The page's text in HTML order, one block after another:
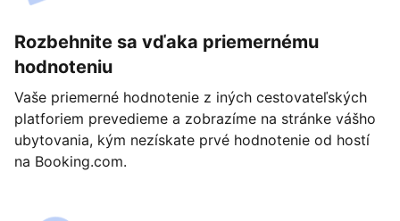
Rozbehnite sa vďaka priemernému
hodnoteniu
Vaše priemerné hodnotenie z iných cestovateľských
platforiem prevedieme a zobrazíme na stránke vášho
ubytovania, kým nezískate prvé hodnotenie od hostí
na Booking.com.